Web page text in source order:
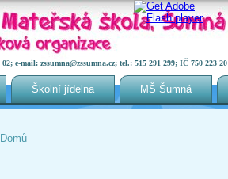
e-mail: zssumna@zssumna.cz; tel.: 515 291 299; IČ 750 223 20
Školní jídelna MŠ Šumná
Domů